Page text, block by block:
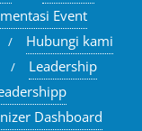
Event
Hubungi kami
Leadership
Dashboard